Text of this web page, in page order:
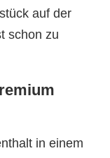
auf der
schon zu
in einem